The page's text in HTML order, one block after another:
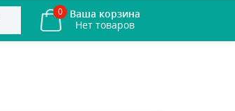
0 Ваша корзина